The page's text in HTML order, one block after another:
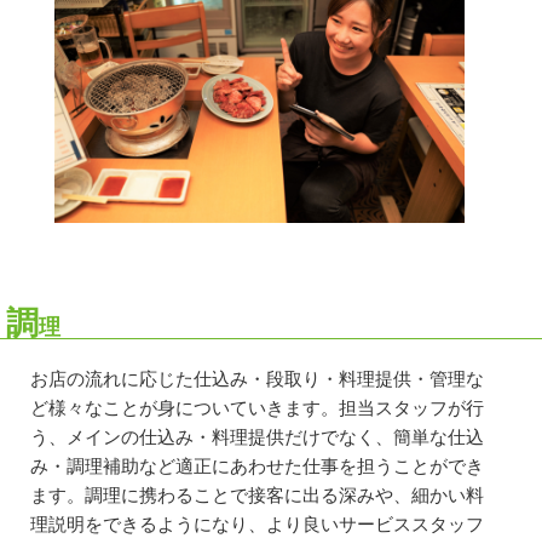
調理
お店の流れに応じた仕込み・段取り・料理提供・管理な
ど様々なことが身についていきます。担当スタッフが行
う、メインの仕込み・料理提供だけでなく、簡単な仕込
み・調理補助など適正にあわせた仕事を担うことができ
ます。調理に携わることで接客に出る深みや、細かい料
理説明をできるようになり、より良いサービススタッフ